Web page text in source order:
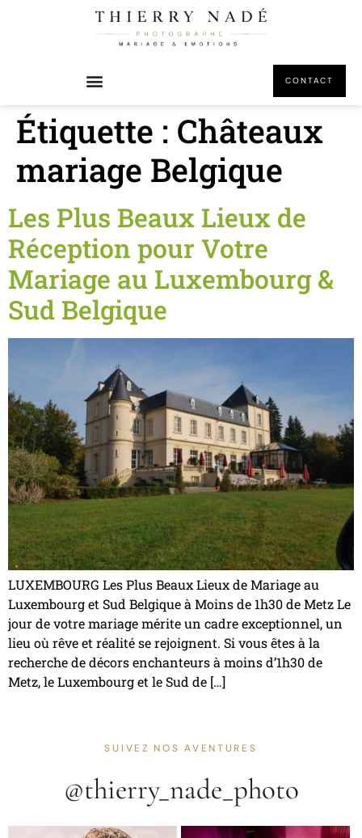
CONTACT
Étiquette : Châteaux
mariage Belgique
Les Plus Beaux Lieux de
Réception pour Votre
Mariage au Luxembourg &
Sud Belgique
LUXEMBOURG Les Plus Beaux Lieux de Mariage au
Luxembourg et Sud Belgique à Moins de 1h30 de Metz Le
jour de votre mariage mérite un cadre exceptionnel, un
lieu où rêve et réalité se rejoignent. Si vous êtes à la
recherche de décors enchanteurs à moins d’1h30 de
Metz, le Luxembourg et le Sud de […]
SUIVEZ NOS AVENTURES
@thierry_nade_photo